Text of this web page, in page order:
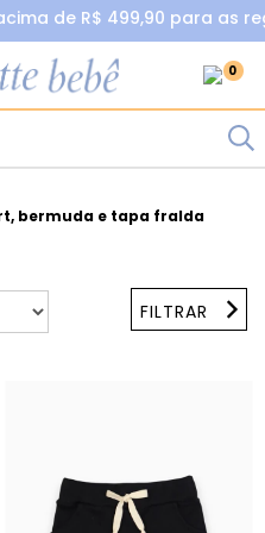
R$ 499,90 para as
0
bermuda e tapa fralda
FILTRAR